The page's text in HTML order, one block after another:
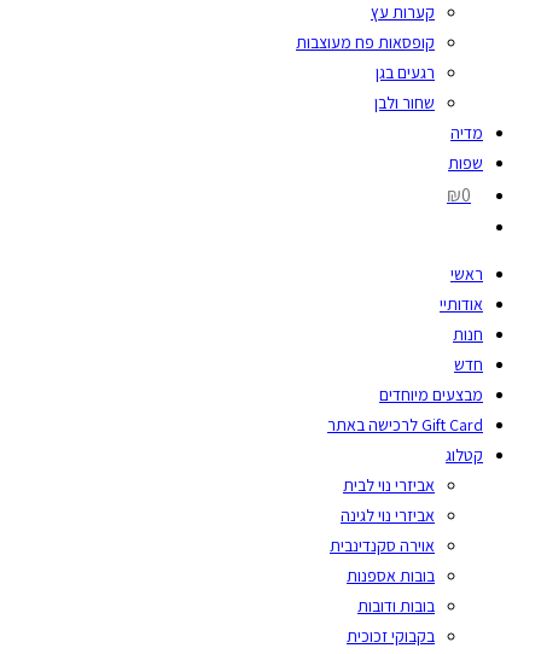
קערות עץ
קופסאות פח מעוצבות
רגעים בגן
שחור ולבן
מדיה
שפות
₪0
ראשי
אודותיי
חנות
חדש
מבצעים מיוחדים
Gift Card לרכישה באתר
קטלוג
אביזרי נוי לבית
אביזרי נוי לגינה
אוירה סקנדינבית
בובות אספנות
בובות ודובות
בקבוקי זכוכית